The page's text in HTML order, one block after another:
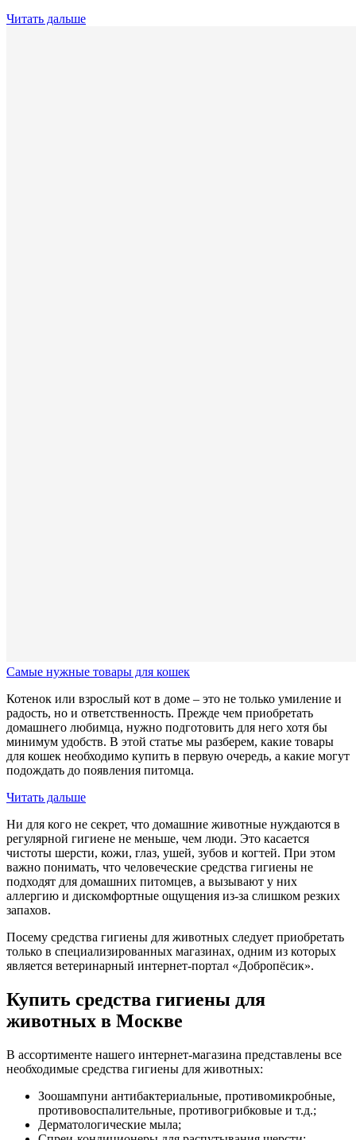
Читать дальше
Самые нужные товары для кошек
Котенок или взрослый кот в доме – это не только умиление и
радость, но и ответственность. Прежде чем приобретать
домашнего любимца, нужно подготовить для него хотя бы
минимум удобств. В этой статье мы разберем, какие товары
для кошек необходимо купить в первую очередь, а какие могут
подождать до появления питомца.
Читать дальше
Ни для кого не секрет, что домашние животные нуждаются в
регулярной гигиене не меньше, чем люди. Это касается
чистоты шерсти, кожи, глаз, ушей, зубов и когтей. При этом
важно понимать, что человеческие средства гигиены не
подходят для домашних питомцев, а вызывают у них
аллергию и дискомфортные ощущения из-за слишком резких
запахов.
Посему средства гигиены для животных следует приобретать
только в специализированных магазинах, одним из которых
является ветеринарный интернет-портал «Добропёсик».
Купить средства гигиены для
животных в Москве
В ассортименте нашего интернет-магазина представлены все
необходимые средства гигиены для животных:
Зоошампуни антибактериальные, противомикробные,
противовоспалительные, противогрибковые и т.д.;
Дерматологические мыла;